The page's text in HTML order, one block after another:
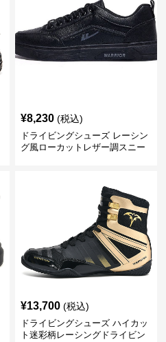
¥8,230 (税込)
ドライビングシューズ レーシン
グ風ローカットレザー調スニー
¥13,700 (税込)
ドライビングシューズ ハイカッ
ト迷彩柄レーシングドライビン